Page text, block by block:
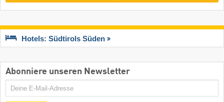
Hotels: Südtirols Süden
Abonniere unseren Newsletter
E-